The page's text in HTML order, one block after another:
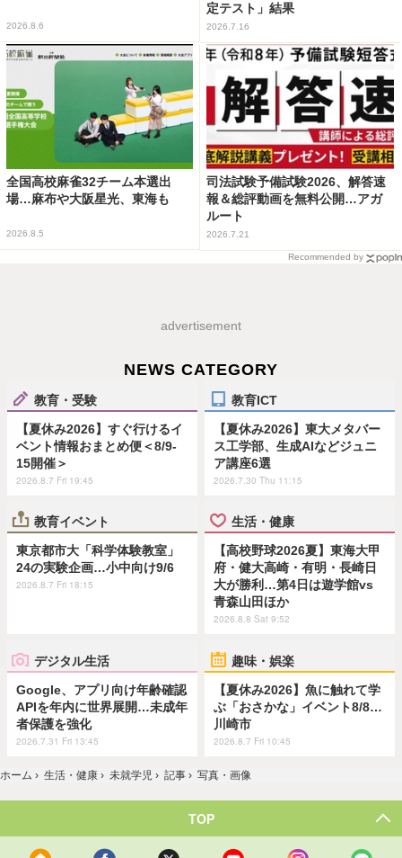
2026.8.6
定テスト」結果
2026.7.16
全国高校麻雀32チーム本選出
場…麻布や大阪星光、東海も
2026.8.5
司法試験予備試験2026、解答速
報＆総評動画を無料公開…アガ
ルート
2026.7.21
Recommended by
advertisement
NEWS CATEGORY
教育・受験
【夏休み2026】すぐ行けるイ
ベント情報おまとめ便＜8/9-
15開催＞
2026.8.7 Fri 19:45
教育ICT
【夏休み2026】東大メタバー
ス工学部、生成AIなどジュニ
ア講座6選
2026.7.30 Thu 11:15
教育イベント
東京都市大「科学体験教室」
24の実験企画…小中向け9/6
2026.8.7 Fri 18:15
生活・健康
【高校野球2026夏】東海大甲
府・健大高崎・有明・長崎日
大が勝利…第4日は遊学館vs
青森山田ほか
2026.8.8 Sat 9:52
デジタル生活
Google、アプリ向け年齢確認
APIを年内に世界展開…未成年
者保護を強化
2026.7.31 Fri 13:45
趣味・娯楽
【夏休み2026】魚に触れて学
ぶ「おさかな」イベント8/8…
川崎市
2026.8.7 Fri 10:45
ホーム › 生活・健康 › 未就学児 › 記事 › 写真・画像
TOP